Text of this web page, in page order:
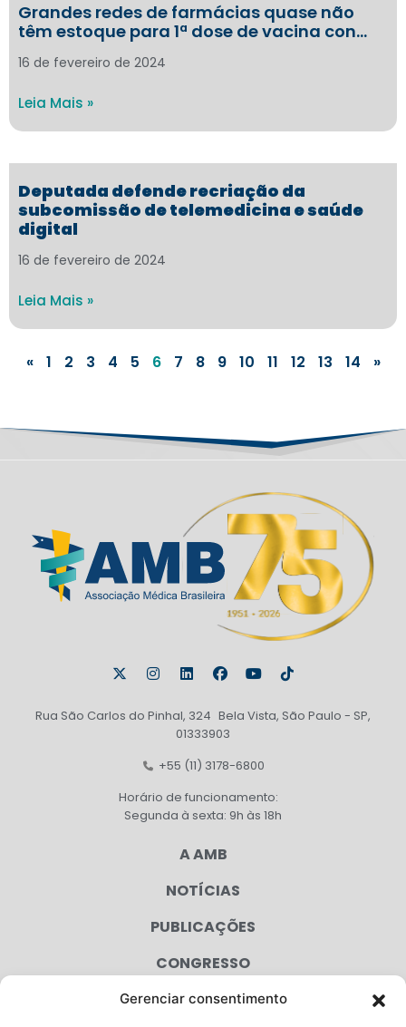
Gerenciar consentimento
Grandes redes de farmácias quase não
têm estoque para 1ª dose de vacina con…
16 de fevereiro de 2024
Leia Mais »
Deputada defende recriação da
subcomissão de telemedicina e saúde
digital
16 de fevereiro de 2024
Leia Mais »
« 1 2 3 4 5 6 7 8 9 10 11 12 13 14 »
Rua São Carlos do Pinhal, 324 Bela Vista, São Paulo - SP,
01333903
+55 (11) 3178-6800
Horário de funcionamento:
Segunda à sexta: 9h às 18h
A AMB
NOTÍCIAS
PUBLICAÇÕES
CONGRESSO
AGENDA